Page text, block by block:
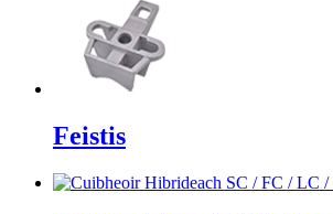
Feistis